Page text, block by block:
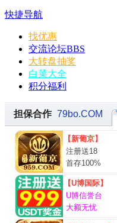
快捷导航
找优惠
交流论坛BBS
大转盘抽奖
白菜大全
积分福利